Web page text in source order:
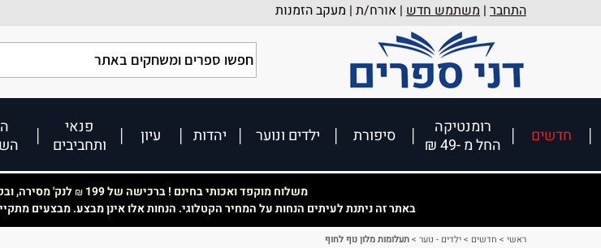
התחבר | משתמש חדש | אורח/ת | מעקב הזמנות
חדשים
רומנטיקה
החל מ -49 ₪
סיפורת ילדים ונוער יהדות עיון
פנאי
ותחביבים
משלוח מוקפד ואכותי בחינם ! ברכישה של 199 ₪ לנק' מסירה,
באתר זה ניתנת לעיתים הנחות על המחיר הקטלוגי. הנחות אלו אינן מבצע. מבצעים
ראשי > חדשים >ילדים - נוער >תעלומות מלון נוף לחוף